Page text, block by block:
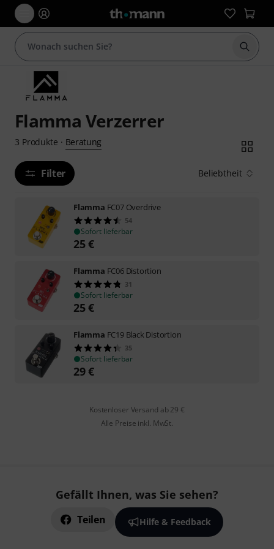
Suche
Flamma Verzerrer
3 Produkte · Beratung
Filter Beliebtheit
Flamma FC07 Overdrive
54
Sofort lieferbar
25€
Flamma FC06 Distortion
31
Sofort lieferbar
25€
Flamma FC19 Black Distortion
35
Sofort lieferbar
29€
Kostenloser Versand ab 29 €
Alle Preise inkl. MwSt.
Gefällt Ihnen, was Sie sehen?
Teilen Hilfe & Feedback